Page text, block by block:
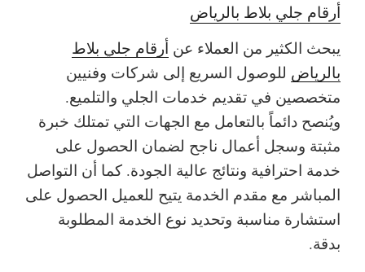
أرقام جلي بلاط بالرياض
يبحث الكثير من العملاء عن أرقام جلي بلاط
بالرياض للوصول السريع إلى شركات وفنيين
متخصصين في تقديم خدمات الجلي والتلميع.
ويُنصح دائماً بالتعامل مع الجهات التي تمتلك خبرة
مثبتة وسجل أعمال ناجح لضمان الحصول على
خدمة احترافية ونتائج عالية الجودة. كما أن التواصل
المباشر مع مقدم الخدمة يتيح للعميل الحصول على
استشارة مناسبة وتحديد نوع الخدمة المطلوبة
بدقة.